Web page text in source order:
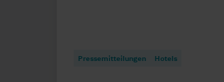
Pressemitteilungen Hotels